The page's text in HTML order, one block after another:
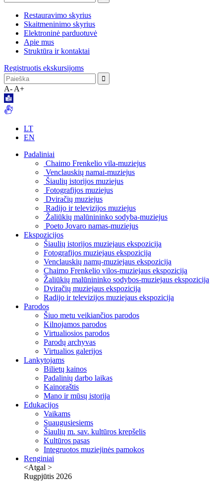
Restauravimo skyrius
Skaitmeninimo skyrius
Elektroninė parduotuvė
Apie mus
Struktūra ir kontaktai
Registruotis ekskursijoms
A- A+
LT
EN
Padaliniai
Chaimo Frenkelio vila-muziejus
Venclauskių namai-muziejus
Šiaulių istorijos muziejus
Fotografijos muziejus
Dviračių muziejus
Radijo ir televizijos muziejus
Žaliūkių malūnininko sodyba-muziejus
Poeto Jovaro namas-muziejus
Ekspozicijos
Šiaulių istorijos muziejaus ekspozicija
Fotografijos muziejaus ekspozicija
Venclauskių namų-muziejaus ekspozicija
Chaimo Frenkelio vilos-muziejaus ekspozicija
Žaliūkių malūnininko sodybos-muziejaus ekspozicija
Dviračių muziejaus ekspozicija
Radijo ir televizijos muziejaus ekspozicija
Parodos
Šiuo metu veikiančios parodos
Kilnojamos parodos
Virtualiosios parodos
Parodų archyvas
Virtualios galerijos
Lankytojams
Bilietų kainos
Padalinių darbo laikas
Kainoraštis
Mano ir mūsų istorija
Edukacijos
Vaikams
Suaugusiesiems
Šiaulių m. sav. kultūros krepšelis
Kultūros pasas
Integruotos muziejinės pamokos
Renginiai
<Atgal >
Rugpjūtis 2026